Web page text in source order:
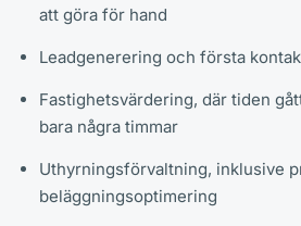
att göra för hand
Leadgenerering och första
Fastighetsvärdering, där tiden
bara några timmar
Uthyrningsförvaltning, inklusive
beläggningsoptimering